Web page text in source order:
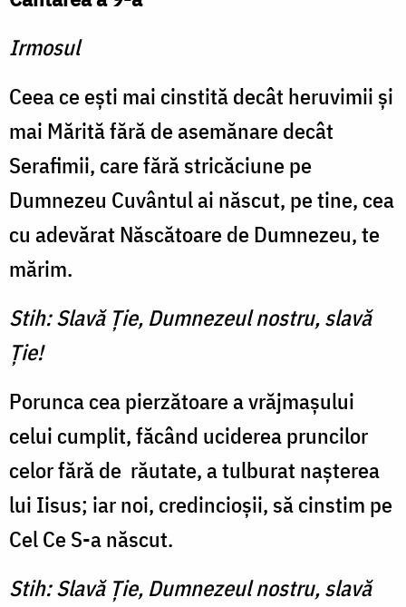
Irmosul
Ceea ce eşti mai cinstită decât heruvimii şi
mai Mărită fără de asemănare decât
Serafimii, care fără stricăciune pe
Dumnezeu Cuvântul ai născut, pe tine, cea
cu adevărat Născătoare de Dumnezeu, te
mărim.
Stih: Slavă Ţie, Dumnezeul nostru, slavă
Ţie!
Porunca cea pierzătoare a vrăjmaşului
celui cumplit, făcând uciderea pruncilor
celor fără de răutate, a tulburat naşterea
lui Iisus; iar noi, credincioşii, să cinstim pe
Cel Ce S-a născut.
Stih: Slavă Ţie, Dumnezeul nostru, slavă